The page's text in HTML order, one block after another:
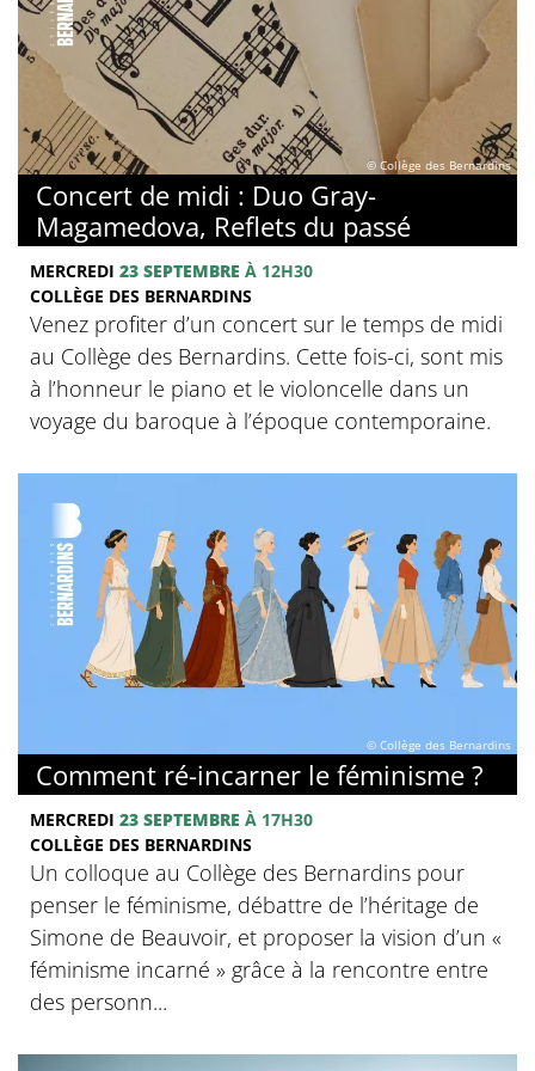
© Collège des Bernardins
Concert de midi : Duo Gray-
Magamedova, Reflets du passé
MERCREDI 23 SEPTEMBRE À 12H30
COLLÈGE DES BERNARDINS
Venez profiter d’un concert sur le temps de midi
au Collège des Bernardins. Cette fois-ci, sont mis
à l’honneur le piano et le violoncelle dans un
voyage du baroque à l’époque contemporaine.
© Collège des Bernardins
Comment ré-incarner le féminisme ?
MERCREDI 23 SEPTEMBRE À 17H30
COLLÈGE DES BERNARDINS
Un colloque au Collège des Bernardins pour
penser le féminisme, débattre de l’héritage de
Simone de Beauvoir, et proposer la vision d’un «
féminisme incarné » grâce à la rencontre entre
des personn...